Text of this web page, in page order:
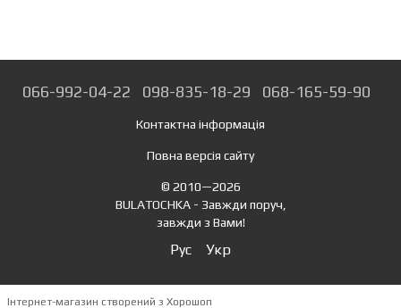
066-992-04-22 098-835-18-29 068-165-59-90
Контактна інформація
Повна версія сайту
© 2010—2026
BULATOCHKA - Завжди поруч,
завжди з Вами!
Рус Укр
Інтернет-магазин створений з Хорошоп